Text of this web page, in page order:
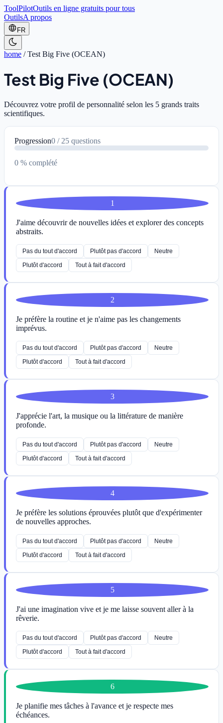
ToolPilotOutils en ligne gratuits pour tous
OutilsA propos
FR
home /Test Big Five (OCEAN)
Test Big Five (OCEAN)
Découvrez votre profil de personnalité selon les 5 grands traits
scientifiques.
Progression0 / 25 questions
0 % complété
1
J'aime découvrir de nouvelles idées et explorer des concepts
abstraits.
Pas du tout d'accord Plutôt pas d'accord
Neutre
Plutôt d'accord
Tout à fait d'accord
2
Je préfère la routine et je n'aime pas les changements
imprévus.
Pas du tout d'accord Plutôt pas d'accord
Neutre
Plutôt d'accord
Tout à fait d'accord
3
J'apprécie l'art, la musique ou la littérature de manière
profonde.
Pas du tout d'accord Plutôt pas d'accord
Neutre
Plutôt d'accord
Tout à fait d'accord
4
Je préfère les solutions éprouvées plutôt que d'expérimenter
de nouvelles approches.
Pas du tout d'accord Plutôt pas d'accord
Neutre
Plutôt d'accord
Tout à fait d'accord
5
J'ai une imagination vive et je me laisse souvent aller à la
rêverie.
Pas du tout d'accord Plutôt pas d'accord
Neutre
Plutôt d'accord
Tout à fait d'accord
6
Je planifie mes tâches à l'avance et je respecte mes
échéances.